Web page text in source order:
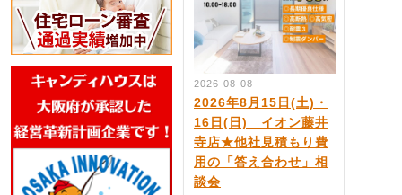
2026-08-08
2026年8月15日(土)・
16日(日) イオン藤井
寺店★他社見積もり費
用の「答え合わせ」相
談会